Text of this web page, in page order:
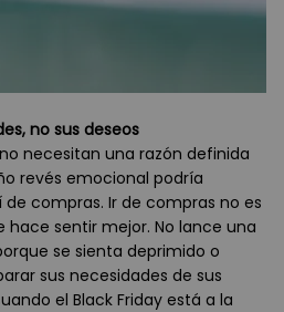
no sus deseos
necesitan una razón definida
revés emocional podría
compras. Ir de compras no es
sentir mejor. No lance una
se sienta deprimido o
sus necesidades de sus
el Black Friday está a la